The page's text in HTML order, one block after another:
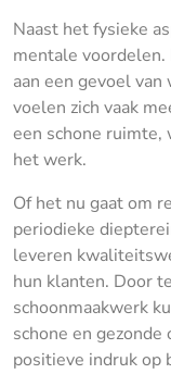
Naast het fysieke
mentale voordelen.
aan een gevoel
voelen zich vaak
een schone
het werk.
Of het nu gaat om
periodieke
leveren
hun klanten. Door
schoonmaakwerk
schone en gezonde
positieve indruk op